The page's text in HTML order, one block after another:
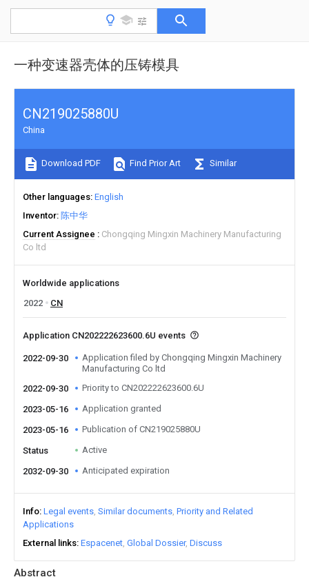
一种变速器壳体的压铸模具
Abstract
CN219025880U
China
Download PDF Find Prior Art Similar
Other languages English
Inventor 陈中华
Current Assignee
Chongqing Mingxin Machinery Manufacturing
Co ltd
Worldwide applications
2022
CN
Application CN202222623600.6U events
2022-09-30
Application filed by Chongqing Mingxin Machinery
Manufacturing Co ltd
2022-09-30
Priority to CN202222623600.6U
2023-05-16 Application granted
2023-05-16 Publication of CN219025880U
Status Active
2032-09-30 Anticipated expiration
Info Legal events Similar documents Priority and Related
Applications
External links Espacenet Global Dossier Discuss